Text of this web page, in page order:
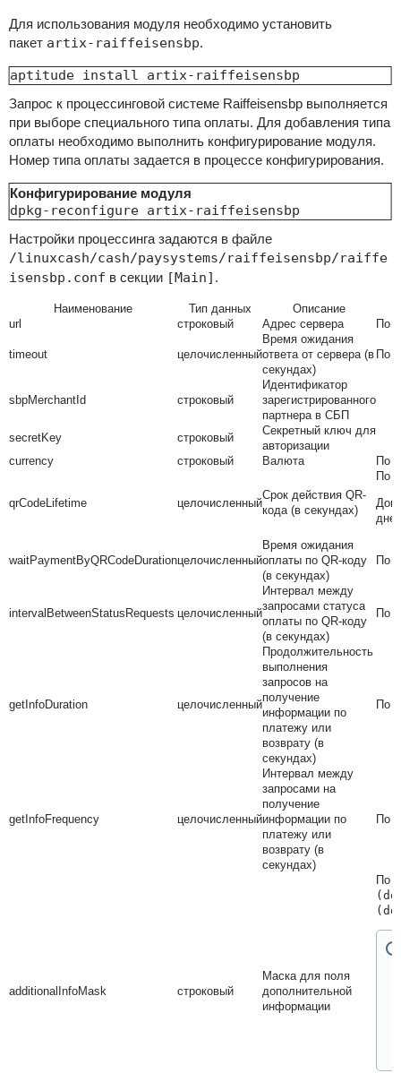
Для использования модуля необходимо установить
пакет artix-raiffeisensbp.
aptitude install artix-raiffeisensbp
Запрос к процессинговой системе Raiffeisensbp выполняется
при выборе специального типа оплаты. Для добавления типа
оплаты необходимо выполнить конфигурирование модуля.
Номер типа оплаты задается в процессе конфигурирования.
Конфигурирование модуля
dpkg-reconfigure artix-raiffeisensbp
Настройки процессинга задаются в файле
/linuxcash/cash/paysystems/raiffeisensbp/raiffe
isensbp.conf в секции [Main] .
Наименование Тип данных
Описание
url
строковый Адрес сервера По
timeout целочисленный
Время ожидания
ответа от сервера (в
секундах)
По
sbpMerchantId строковый
Идентификатор
зарегистрированного
партнера в СБП
secretKey
строковый
Секретный ключ для
авторизации
currency
строковый Валюта По
qrCodeLifetime целочисленный
Cрок действия QR-
кода (в секундах)
По
waitPaymentByQRCodeDurationцелочисленный
Время ожидания
оплаты по QR-коду
(в секундах)
По
intervalBetweenStatusRequests целочисленный
Интервал между
запросами статуса
оплаты по QR-коду
(в секундах)
По
getInfoDuration целочисленный
Продолжительность
выполнения
запросов на
получение
информации по
платежу или
возврату (в
секундах)
По
getInfoFrequency целочисленный
Интервал между
запросами на
получение
информации по
платежу или
возврату (в
секундах)
По
additionalInfoMask строковый
Маска для поля
дополнительной
информации
По